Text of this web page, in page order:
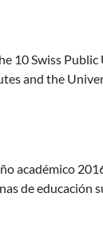
10 Swiss
and the
2016
académico
de educación